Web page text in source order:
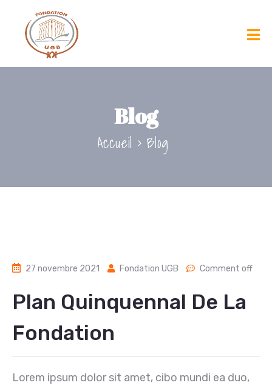
Blog
Accueil Blog
27 novembre 2021 Fondation UGB Comment off
Plan Quinquennal De La
Fondation
Lorem ipsum dolor sit amet, cibo mundi ea duo,